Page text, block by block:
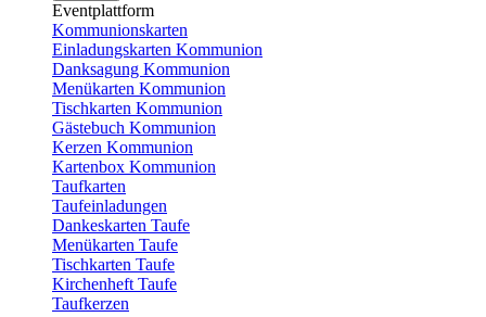
Eventplattform
Kommunionskarten
Einladungskarten Kommunion
Danksagung Kommunion
Menükarten Kommunion
Tischkarten Kommunion
Gästebuch Kommunion
Kerzen Kommunion
Kartenbox Kommunion
Taufkarten
Taufeinladungen
Dankeskarten Taufe
Menükarten Taufe
Tischkarten Taufe
Kirchenheft Taufe
Taufkerzen